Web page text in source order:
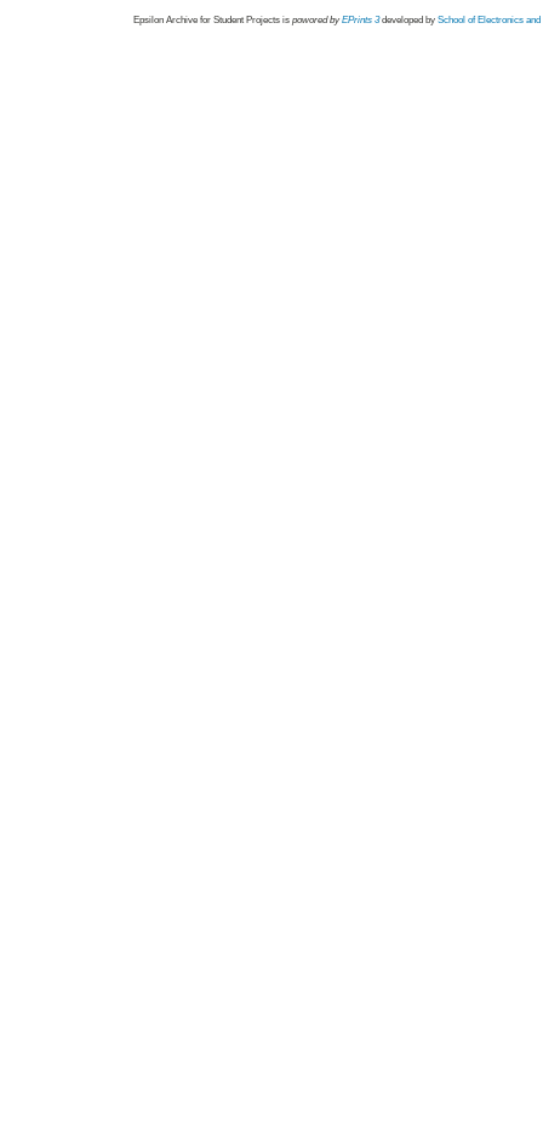
Epsilon Archive for Student Projects is powored byEPrints 3 developed by School of Electronics